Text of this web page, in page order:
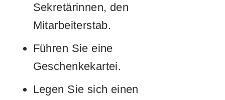
Sekretärinnen, den
Mitarbeiterstab.
Führen Sie eine
Geschenkekartei.
Legen Sie sich einen